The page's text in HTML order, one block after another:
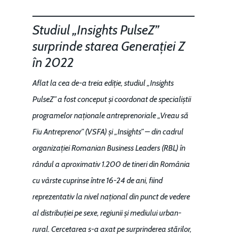
Studiul „Insights PulseZ”
surprinde starea Generației Z
în 2022
Aflat la cea de-a treia ediție, studiul „Insights
PulseZ” a fost conceput și coordonat de specialiștii
programelor naționale antreprenoriale „Vreau să
Fiu Antreprenor” (VSFA) și „Insights” – din cadrul
organizației Romanian Business Leaders (RBL) în
rândul a aproximativ 1.200 de tineri din România
cu vârste cuprinse între 16-24 de ani, fiind
reprezentativ la nivel național din punct de vedere
al distribuției pe sexe, regiunii și mediului urban-
rural. Cercetarea s-a axat pe surprinderea stărilor,